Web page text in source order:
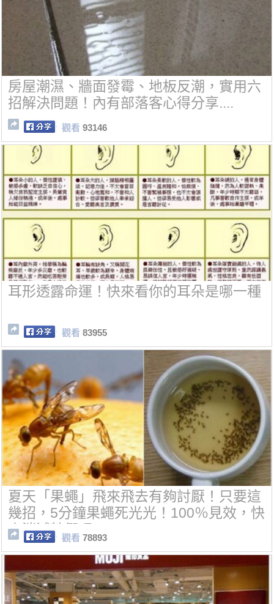
房屋潮濕、牆面發霉、地板反潮，實用六
招解決問題！內有部落客心得分享....
觀看 93146
耳形透露命運！快來看你的耳朵是哪一種
觀看 83955
夏天「果蠅」飛來飛去有夠討厭！只要這
幾招，5分鐘果蠅死光光！100％見效，快
來消滅牠們吧~
觀看 78893